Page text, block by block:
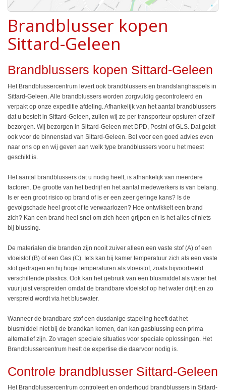
Brandblusser kopen
Sittard-Geleen
Brandblussers kopen Sittard-Geleen
Het Brandblussercentrum levert ook brandblussers en brandslanghaspels in
Sittard-Geleen. Alle brandblussers worden zorgvuldig gecontroleerd en
verpakt op onze expeditie afdeling. Afhankelijk van het aantal brandblussers
dat u bestelt in Sittard-Geleen, zullen wij ze per transporteur opsturen of zelf
bezorgen. Wij bezorgen in Sittard-Geleen met DPD, Postnl of GLS. Dat geldt
ook voor de binnenstad van Sittard-Geleen. Bel voor een goed advies even
naar ons op en wij geven aan welk type brandblussers voor u het meest
geschikt is.
Het aantal brandblussers dat u nodig heeft, is afhankelijk van meerdere
factoren. De grootte van het bedrijf en het aantal medewerkers is van belang.
Is er een groot risico op brand of is er een zeer geringe kans? Is de
gevolgschade heel groot of te verwaarlozen? Hoe ontwikkelt een brand
zich? Kan een brand heel snel om zich heen grijpen en is het alles of niets
bij blussing.
De materialen die branden zijn nooit zuiver alleen een vaste stof (A) of een
vloeistof (B) of een Gas (C). Iets kan bij kamer temperatuur zich als een vaste
stof gedragen en hij hoge temperaturen als vloeistof, zoals bijvoorbeeld
verschillende plastics. Ook kan het gebruik van een blusmiddel als water het
vuur juist verspreiden omdat de brandbare vloeistof op het water drijft en zo
verspreid wordt via het bluswater.
Wanneer de brandbare stof een dusdanige stapeling heeft dat het
blusmiddel niet bij de brandkan komen, dan kan gasblussing een prima
alternatief zijn. Zo vragen speciale situaties voor speciale oplossingen. Het
Brandblussercentrum heeft de expertise die daarvoor nodig is.
Controle brandblusser Sittard-Geleen
Het Brandblussercentrum controleert en onderhoud brandblussers in Sittard-